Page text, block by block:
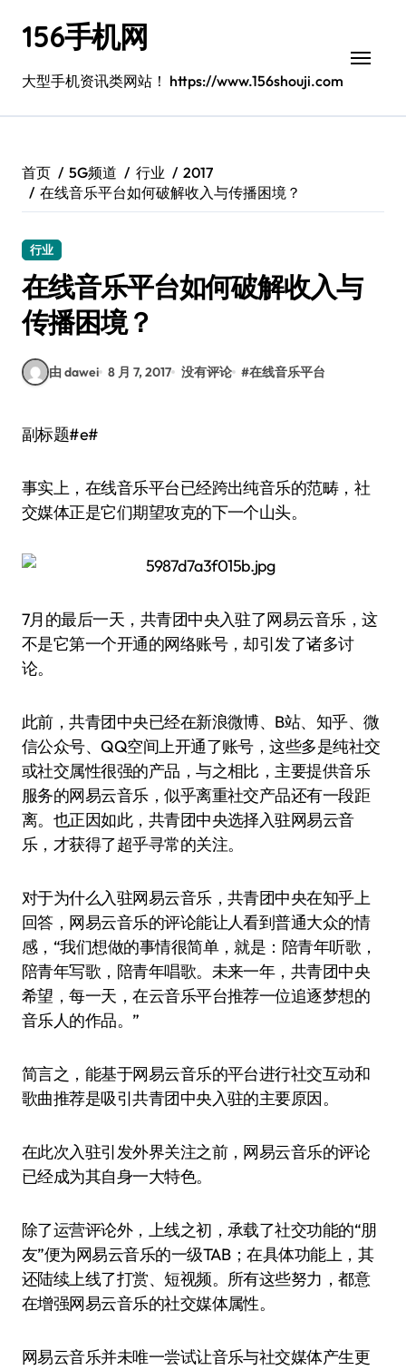
156手机网
大型手机资讯类网站！ https://www.156shouji.com
首页 5G频道 行业
2017
在线音乐平台如何破解收入与传播困境？
行业
在线音乐平台如何破解收入与
传播困境？
由 dawei 8 月 7, 2017 没有评论 #在线音乐平台
副标题#e#
事实上，在线音乐平台已经跨出纯音乐的范畴，社
交媒体正是它们期望攻克的下一个山头。
7月的最后一天，共青团中央入驻了网易云音乐，这
不是它第一个开通的网络账号，却引发了诸多讨
论。
此前，共青团中央已经在新浪微博、B站、知乎、微
信公众号、QQ空间上开通了账号，这些多是纯社交
或社交属性很强的产品，与之相比，主要提供音乐
服务的网易云音乐，似乎离重社交产品还有一段距
离。也正因如此，共青团中央选择入驻网易云音
乐，才获得了超乎寻常的关注。
对于为什么入驻网易云音乐，共青团中央在知乎上
回答，网易云音乐的评论能让人看到普通大众的情
感，“我们想做的事情很简单，就是：陪青年听歌，
陪青年写歌，陪青年唱歌。未来一年，共青团中央
希望，每一天，在云音乐平台推荐一位追逐梦想的
音乐人的作品。”
简言之，能基于网易云音乐的平台进行社交互动和
歌曲推荐是吸引共青团中央入驻的主要原因。
在此次入驻引发外界关注之前，网易云音乐的评论
已经成为其自身一大特色。
除了运营评论外，上线之初，承载了社交功能的“朋
友”便为网易云音乐的一级TAB；在具体功能上，其
还陆续上线了打赏、短视频。所有这些努力，都意
在增强网易云音乐的社交媒体属性。
网易云音乐并未唯一尝试让音乐与社交媒体产生更